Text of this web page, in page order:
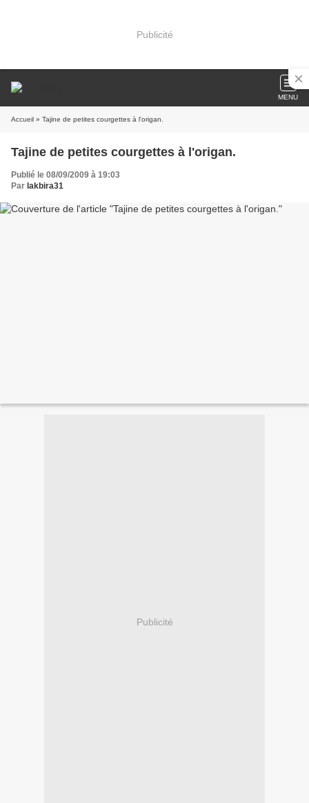
Publicité
MENU
Accueil » Tajine de petites courgettes à l'origan.
Tajine de petites courgettes à l'origan.
Publié le 08/09/2009 à 19:03
Par lakbira31
Publicité